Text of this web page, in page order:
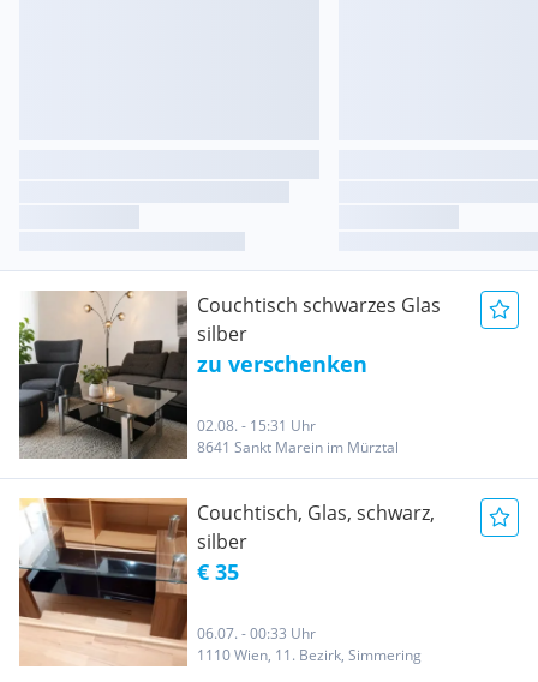
Couchtisch schwarzes Glas
silber
zu verschenken
02.08. - 15:31 Uhr
8641 Sankt Marein im Mürztal
Couchtisch, Glas, schwarz,
silber
€ 35
06.07. - 00:33 Uhr
1110 Wien, 11. Bezirk, Simmering